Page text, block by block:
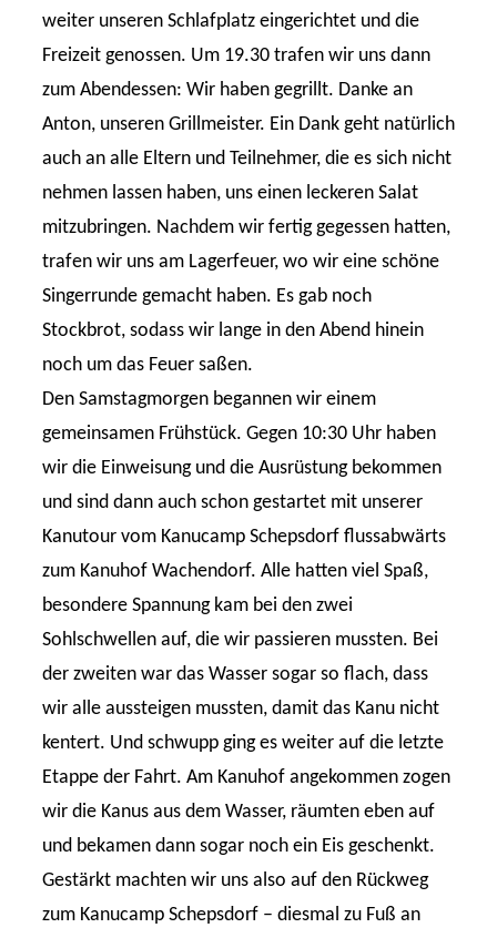
weiter unseren Schlafplatz eingerichtet und die
Freizeit genossen. Um 19.30 trafen wir uns dann
zum Abendessen: Wir haben gegrillt. Danke an
Anton, unseren Grillmeister. Ein Dank geht natürlich
auch an alle Eltern und Teilnehmer, die es sich nicht
nehmen lassen haben, uns einen leckeren Salat
mitzubringen. Nachdem wir fertig gegessen hatten,
trafen wir uns am Lagerfeuer, wo wir eine schöne
Singerrunde gemacht haben. Es gab noch
Stockbrot, sodass wir lange in den Abend hinein
noch um das Feuer saßen.
Den Samstagmorgen begannen wir einem
gemeinsamen Frühstück. Gegen 10:30 Uhr haben
wir die Einweisung und die Ausrüstung bekommen
und sind dann auch schon gestartet mit unserer
Kanutour vom Kanucamp Schepsdorf flussabwärts
zum Kanuhof Wachendorf. Alle hatten viel Spaß,
besondere Spannung kam bei den zwei
Sohlschwellen auf, die wir passieren mussten. Bei
der zweiten war das Wasser sogar so flach, dass
wir alle aussteigen mussten, damit das Kanu nicht
kentert. Und schwupp ging es weiter auf die letzte
Etappe der Fahrt. Am Kanuhof angekommen zogen
wir die Kanus aus dem Wasser, räumten eben auf
und bekamen dann sogar noch ein Eis geschenkt.
Gestärkt machten wir uns also auf den Rückweg
zum Kanucamp Schepsdorf – diesmal zu Fuß an